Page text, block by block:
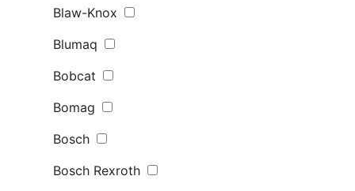
Blaw-Knox
Blumaq
Bobcat
Bomag
Bosch
Bosch Rexroth